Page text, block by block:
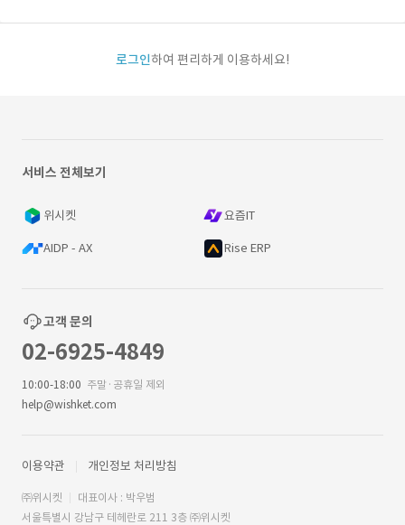
로그인하여 편리하게 이용하세요!
서비스 전체보기
위시켓 요즘IT
AIDP - AX Rise ERP
고객 문의
02-6925-4849
10:00-18:00 주말·공휴일 제외
help@wishket.com
이용약관 개인정보 처리방침
㈜위시켓
대표이사 : 박우범
서울특별시 강남구 테헤란로 211 3층 ㈜위시켓